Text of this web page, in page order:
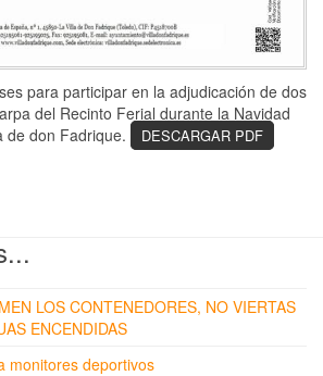
para participar en la adjudicación de dos
del Recinto Ferial durante la Navidad
de don Fadrique.
DESCARGAR PDF
LOS CONTENEDORES, NO VIERTAS
ENCENDIDAS
monitores deportivos